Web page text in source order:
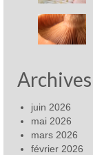
Archives
juin 2026
mai 2026
mars 2026
février 2026